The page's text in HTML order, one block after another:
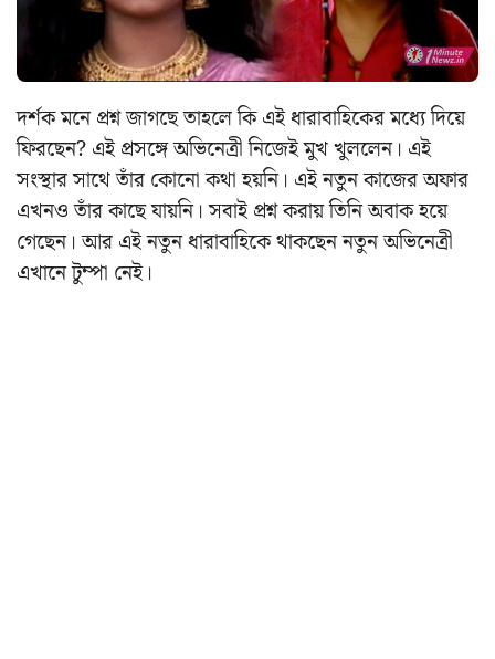
দর্শক মনে প্রশ্ন জাগছে তাহলে কি এই ধারাবাহিকের মধ্যে দিয়ে
ফিরছেন? এই প্রসঙ্গে অভিনেত্রী নিজেই মুখ খুললেন। এই
সংস্থার সাথে তাঁর কোনো কথা হয়নি। এই নতুন কাজের অফার
এখনও তাঁর কাছে যায়নি। সবাই প্রশ্ন করায় তিনি অবাক হয়ে
গেছেন। আর এই নতুন ধারাবাহিকে থাকছেন নতুন অভিনেত্রী
এখানে টুম্পা নেই।